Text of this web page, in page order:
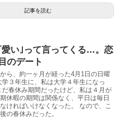
記事を読む
愛い｣って言ってくる…。恋
のデート
ら、約一ヶ月が経った4月1日の日曜
学３年生に、私は大学４年生になっ
だ春休み期間だったけど、私は４月が
休暇の期間は関係なく、平日は毎日
ければいけなくなった。 なので、こ
の春休みだった。